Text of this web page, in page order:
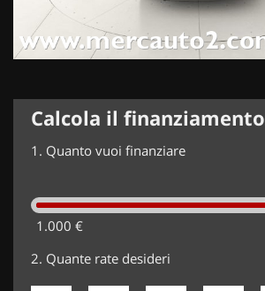
Calcola il finanziamento
1. Quanto vuoi finanziare
1.000 €
2. Quante rate desideri